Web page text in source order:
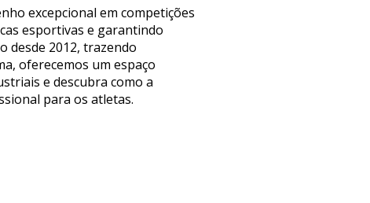
excepcional em competições
esportivas e garantindo
desde 2012, trazendo
oferecemos um espaço
e descubra como a
para os atletas.